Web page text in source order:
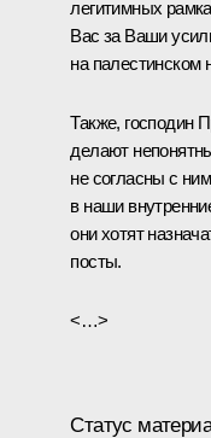
легитимных
Вас за Ваши
на палестинском
Также, господин
делают
не согласны с
в наши
они хотят
посты.
<…>
Статус